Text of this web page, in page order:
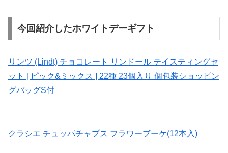
今回紹介したホワイトデーギフト
リンツ (Lindt) チョコレート リンドール テイスティングセ
ット [ ピック&ミックス ] 22種 23個入り 個包装ショッピン
グバッグS付
クラシエ チュッパチャプス フラワーブーケ(12本入)